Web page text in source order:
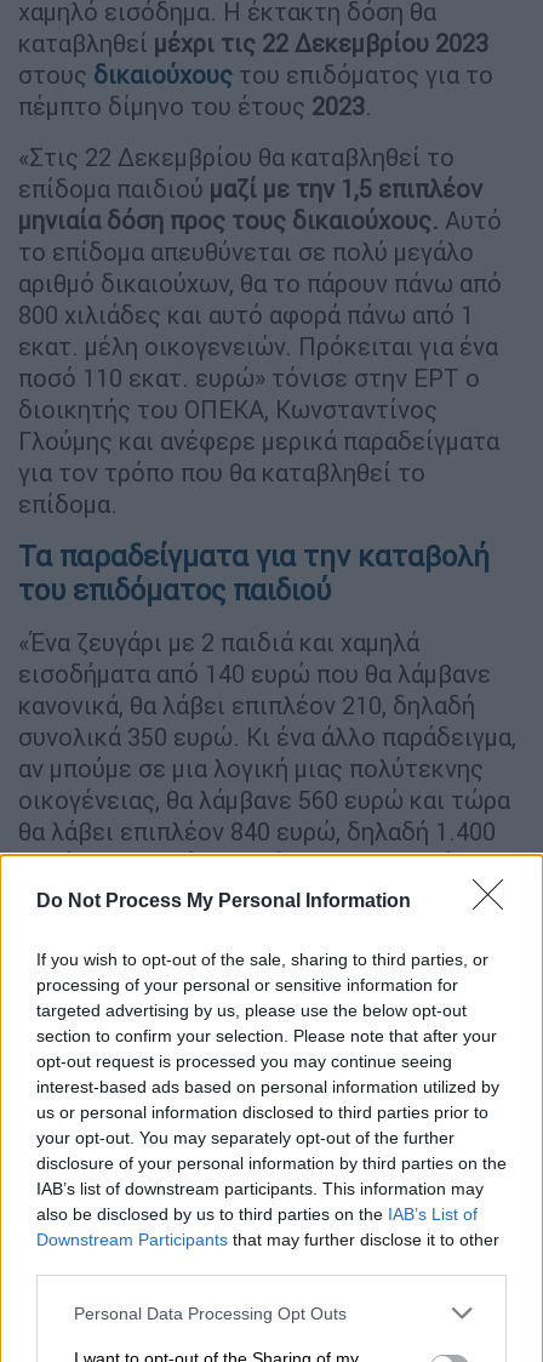
Do Not Process My Personal Information
If you wish to opt-out of the sale, sharing to third parties, or
processing of your personal or sensitive information for
targeted advertising by us, please use the below opt-out
section to confirm your selection. Please note that after your
opt-out request is processed you may continue seeing
interest-based ads based on personal information utilized by
us or personal information disclosed to third parties prior to
your opt-out. You may separately opt-out of the further
disclosure of your personal information by third parties on the
IAB’s list of downstream participants. This information may
also be disclosed by us to third parties on the IAB’s List of
Downstream Participants that may further disclose it to other
Please note that this website/app uses one or more Google
Personal Data Processing Opt Outs
χαμηλό εισόδημα. Η έκτακτη δόση θα
καταβληθεί μέχρι τις 22 Δεκεμβρίου 2023
στους δικαιούχους του επιδόματος για το
πέμπτο δίμηνο του έτους 2023.
«Στις 22 Δεκεμβρίου θα καταβληθεί το
επίδομα παιδιού μαζί με την 1,5 επιπλέον
μηνιαία δόση προς τους δικαιούχους. Αυτό
το επίδομα απευθύνεται σε πολύ μεγάλο
αριθμό δικαιούχων, θα το πάρουν πάνω από
800 χιλιάδες και αυτό αφορά πάνω από 1
εκατ. μέλη οικογενειών. Πρόκειται για ένα
ποσό 110 εκατ. ευρώ» τόνισε στην ΕΡΤ ο
διοικητής του ΟΠΕΚΑ, Κωνσταντίνος
Γλούμης και ανέφερε μερικά παραδείγματα
για τον τρόπο που θα καταβληθεί το
επίδομα.
Τα παραδείγματα για την καταβολή
του επιδόματος παιδιού
«Ένα ζευγάρι με 2 παιδιά και χαμηλά
εισοδήματα από 140 ευρώ που θα λάμβανε
κανονικά, θα λάβει επιπλέον 210, δηλαδή
συνολικά 350 ευρώ. Κι ένα άλλο παράδειγμα,
αν μπούμε σε μια λογική μιας πολύτεκνης
οικογένειας, θα λάμβανε 560 ευρώ και τώρα
θα λάβει επιπλέον 840 ευρώ, δηλαδή 1.400
ευρώ για τον μήνα Δεκέμβριο » συμπλήρωσε.
Υπενθυμίζεται πως ο ΟΠΕΚΑ δημοσίευσε
παραδείγματα για τον τρόπο που θα δοθεί η
αύξηση του επιδόματος:
1 Παράδειγμα: Οικογένεια με 2 γονείς και 2
παιδιά, με ετήσιο εισόδημα 28.000 ευρώ:
Η κλίμακα ισοδυναμίας της οικογένειας
είναι : 1 + 1/2 +1/4 + 1/4 = 2.
Συνεπώς το ισοδύναμο εισόδημα είναι :
28.000 ευρώ / 2= 14.000 ευρώ .
Άρα η οικογένεια εντάσσεται στην Γ
ευρώ επίδομα το μήνα όπως θα έπαιρνε